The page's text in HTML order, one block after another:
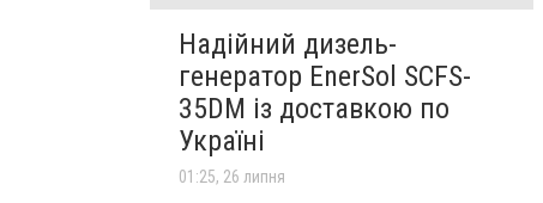
Надійний дизель-
генератор EnerSol SCFS-
35DM із доставкою по
Україні
01:25, 26 липня